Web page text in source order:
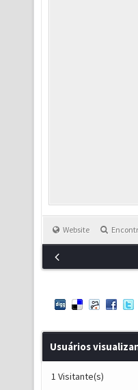
Website
Usuários
1 Visitante(s)